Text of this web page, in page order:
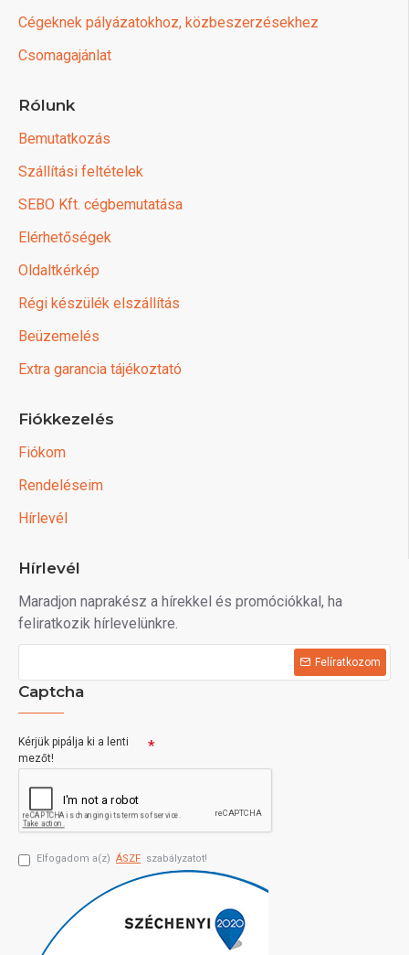
Cégeknek pályázatokhoz, közbeszerzésekhez
Csomagajánlat
Rólunk
Bemutatkozás
Szállítási feltételek
SEBO Kft. cégbemutatása
Elérhetőségek
Oldaltkérkép
Régi készülék elszállítás
Beüzemelés
Extra garancia tájékoztató
Fiókkezelés
Fiókom
Rendeléseim
Hírlevél
Hírlevél
Maradjon naprakész a hírekkel és promóciókkal, ha
feliratkozik hírlevelünkre.
Felíratkozom
Captcha
Kérjük pipálja ki a lenti
mezőt!
Elfogadom a(z) ÁSZF szabályzatot!